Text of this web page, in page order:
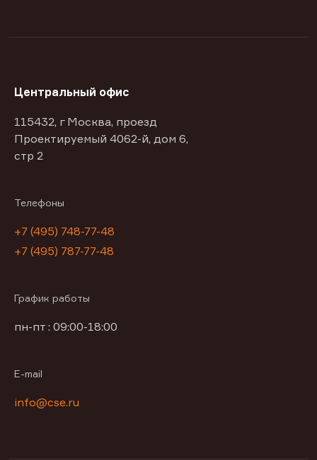
Центральный офис
115432, г Москва, проезд
Проектируемый 4062-й, дом 6,
стр 2
Телефоны
+7 (495) 748-77-48
+7 (495) 787-77-48
График работы
пн-пт : 09:00-18:00
E-mail
info@cse.ru